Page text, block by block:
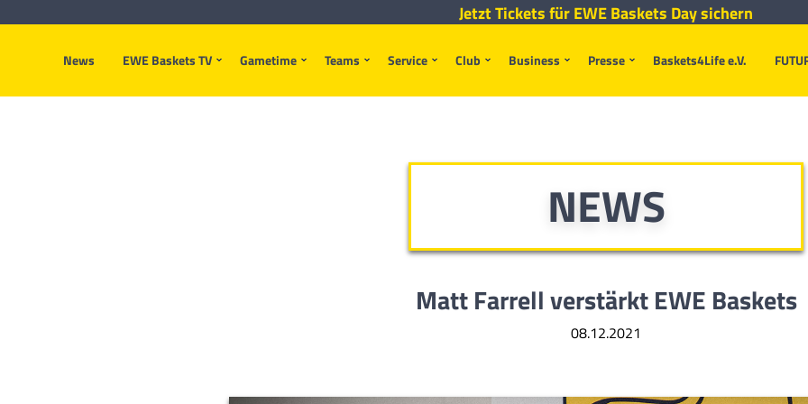
News EWE Baskets TV Gametime Teams Service Club Business Presse Baskets4Life e.V.
Jetzt Tickets für EWE Baskets Day sichern
NEWS
Matt Farrell verstärkt EWE Baskets
08.12.2021